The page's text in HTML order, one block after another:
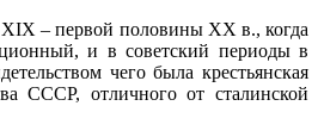
XIX – первой половины XX в., когда
и в советский периоды в
чего была крестьянская
СССР, отличного от сталинской